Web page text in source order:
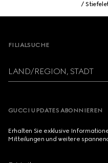
FILIALSUCHE
LAND/REGION, STADT
GUCCI UPDATES ABONNIEREN
Erhalten Sie exklusive
Mitteilungen und weitere